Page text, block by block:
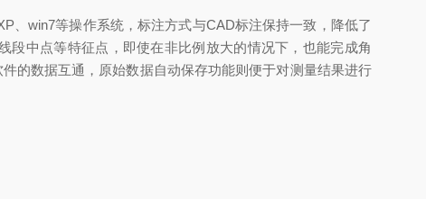
win7等操作系统，标注方式与CAD标注保持一致，降低了
中点等特征点，即使在非比例放大的情况下，也能完成角
的数据互通，原始数据自动保存功能则便于对测量结果进行